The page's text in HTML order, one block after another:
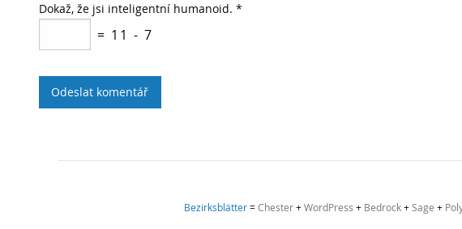
Dokaž, že jsi inteligentní humanoid. *
= 11 - 7
Bezirksblätter=Chester+WordPress + Bedrock+Sage +